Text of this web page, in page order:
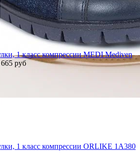
1 класс компрессии MEDI Mediven
руб
1 класс компрессии ORLIKE 1A380